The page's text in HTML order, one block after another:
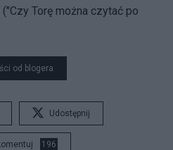
Torę można czytać po
od blogera
Udostępnij
196